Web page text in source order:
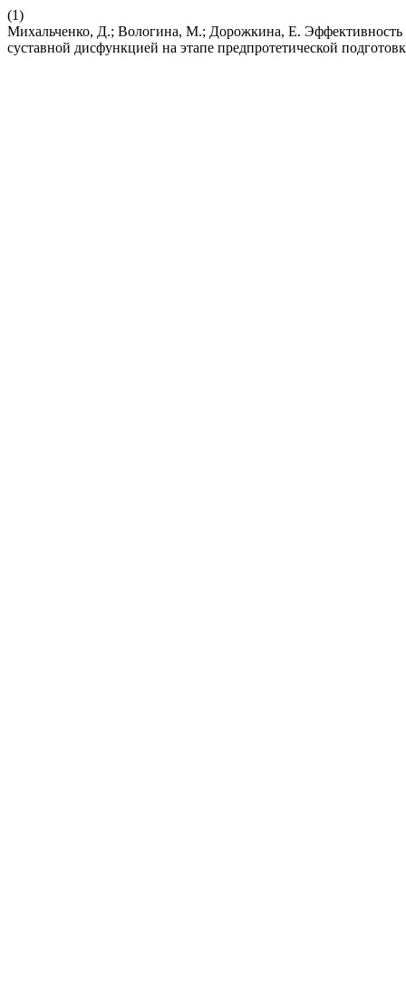
(1)
Михальченко, Д.; Вологина, М.; Дорожкина, Е.
суставной дисфункцией на этапе предпротетической